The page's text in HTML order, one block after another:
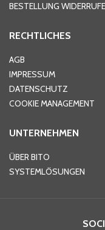
Ort*
Telefon
BESTELLUNG
RECHTLICHES
AGB
IMPRESSUM
DATENSCHUTZ
COOKIE MANAGEMENT
UNTERNEHMEN
ÜBER BITO
SYSTEMLÖSUNGEN